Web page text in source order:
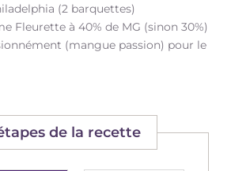
(2 barquettes)
Fleurette à 40% de MG (sinon 30%)
(mangue passion) pour le
de la recette